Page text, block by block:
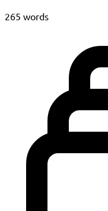
265 words